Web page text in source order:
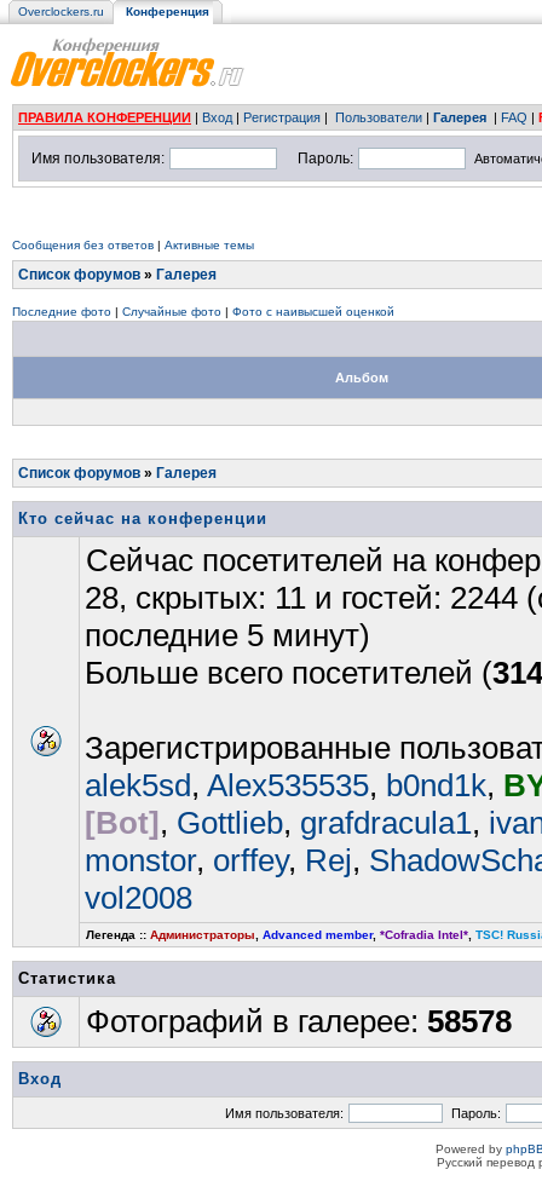
Overclockers.ru Конференция
ПРАВИЛА КОНФЕРЕНЦИИ | Вход | Регистрация | Пользователи | Галерея | FAQ |
Имя пользователя: Пароль:
Сообщения без ответов | Активные темы
Список форумов » Галерея
Последние фото | Случайные фото | Фото с наивысшей оценкой
Альбом
Список форумов » Галерея
Кто сейчас на конференции
Сейчас посетителей на
28, скрытых: 11 и гостей: 2244
последние 5 минут)
Больше всего посетителей (
Зарегистрированные
alek5sd, Alex535535, b0nd1k,
[Bot], Gottlieb, grafdracula1,
monstor, orffey, Rej,
vol2008
Легенда :: Администраторы Advanced member, *Cofradia Intel* TSC!
Статистика
Фотографий в галерее: 58578
Вход
Имя пользователя: Пароль:
Powered by
Русский